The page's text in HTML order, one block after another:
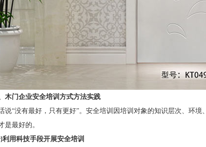
木门企业安全培训方式方法实践
说“没有最好，只有更好”。安全培训因培训对象的知识层次、环
是最好的。
)利用科技手段开展安全培训